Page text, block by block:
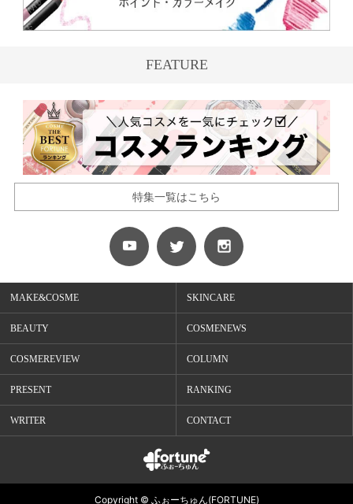
FEATURE
特集一覧はこちら
MAKE&COSME SKINCARE
BEAUTY COSMENEWS
COSMEREVIEW COLUMN
PRESENT RANKING
WRITER CONTACT
Copyright © ふぉーちゅん(FORTUNE)